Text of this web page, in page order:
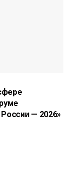
— 2026»